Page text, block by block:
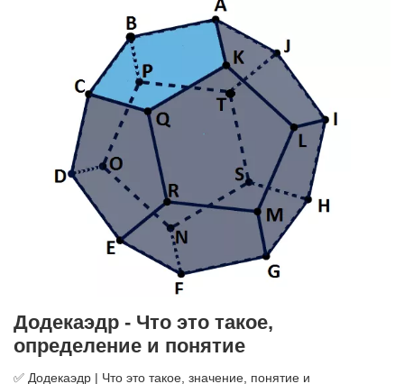
Додекаэдр - Что это такое,
определение и понятие
✅ Додекаэдр | Что это такое, значение, понятие и